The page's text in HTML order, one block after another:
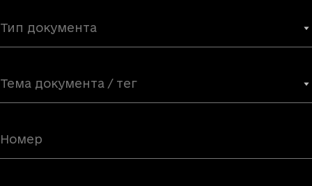
Тип документа
Тема документа / тег